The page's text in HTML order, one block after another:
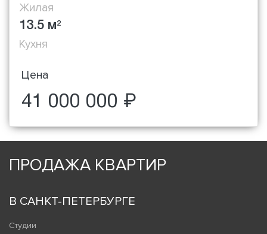
Жилая
13.5 м2
Кухня
Цена
41 000 000 ₽
ПРОДАЖА КВАРТИР
В САНКТ-ПЕТЕРБУРГЕ
Студии